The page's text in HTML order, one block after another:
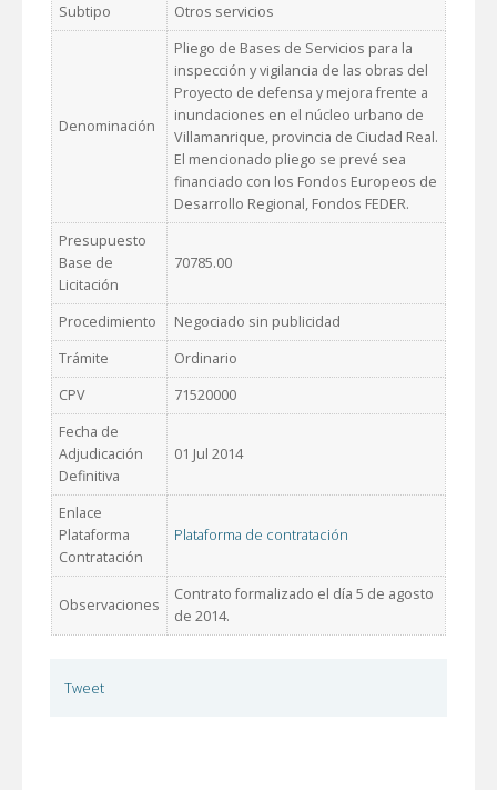
Subtipo Otros servicios
Denominación
Pliego de Bases de Servicios para la
inspección y vigilancia de las obras del
Proyecto de defensa y mejora frente a
inundaciones en el núcleo urbano de
Villamanrique, provincia de Ciudad Real.
El mencionado pliego se prevé sea
financiado con los Fondos Europeos de
Desarrollo Regional, Fondos FEDER.
Presupuesto
Base de
Licitación
70785.00
Procedimiento
Negociado sin publicidad
Trámite
Ordinario
CPV
71520000
Fecha de
Adjudicación
Definitiva
01 Jul 2014
Enlace
Plataforma
Contratación
Plataforma de contratación
Observaciones
Contrato formalizado el día 5 de agosto
de 2014.
Tweet